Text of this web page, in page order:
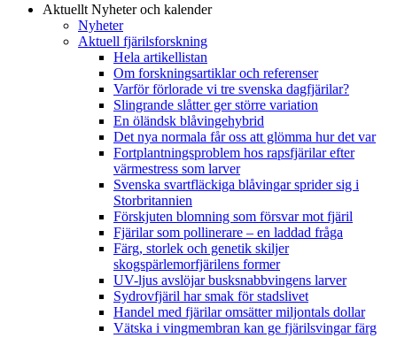
Aktuellt Nyheter och kalender
Nyheter
Aktuell fjärilsforskning
Hela artikellistan
Om forskningsartiklar och referenser
Varför förlorade vi tre svenska dagfjärilar?
Slingrande slåtter ger större variation
En öländsk blåvingehybrid
Det nya normala får oss att glömma hur det var
Fortplantningsproblem hos rapsfjärilar efter
värmestress som larver
Svenska svartfläckiga blåvingar sprider sig i
Storbritannien
Förskjuten blomning som försvar mot fjäril
Fjärilar som pollinerare – en laddad fråga
Färg, storlek och genetik skiljer
skogspärlemorfjärilens former
UV-ljus avslöjar busksnabbvingens larver
Sydrovfjäril har smak för stadslivet
Handel med fjärilar omsätter miljontals dollar
Vätska i vingmembran kan ge fjärilsvingar färg